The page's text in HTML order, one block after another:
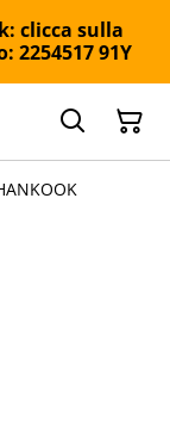
clicca sulla
2254517 91Y